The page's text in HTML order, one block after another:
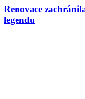
Renovace
legendu